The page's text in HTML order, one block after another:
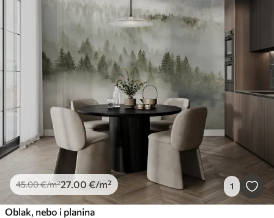
45.00€/m²27.00 €/m² 1
Oblak, nebo i planina